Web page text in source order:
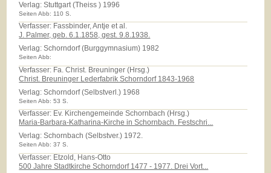
Verlag:Stuttgart (Theiss ) 1996
Seiten Abb: 110 S.
Verfasser: Fassbinder, Antje et al.
J. Palmer, geb. 6.1.1858, gest. 9.8.1938.
Verlag:Schorndorf (Burggymnasium) 1982
Seiten Abb:
Verfasser: Fa. Christ. Breuninger (Hrsg.)
Christ. Breuninger Lederfabrik Schorndorf 1843-1968
Verlag:Schorndorf (Selbstverl.) 1968
Seiten Abb: 53 S.
Verfasser: Ev. Kirchengemeinde Schornbach (Hrsg.)
Maria-Barbara-Katharina-Kirche in Schornbach. Festschri...
Verlag:Schornbach (Selbstver.) 1972.
Seiten Abb: 37 S.
Verfasser: Etzold, Hans-Otto
500 Jahre Stadtkirche Schorndorf 1477 - 1977. Drei Vort...